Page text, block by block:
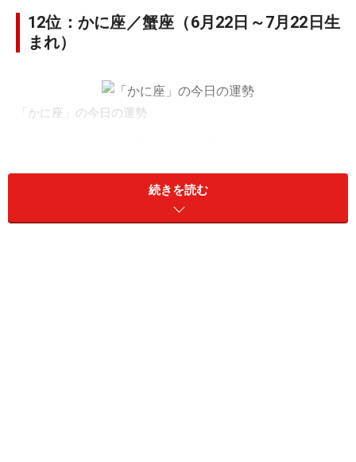
12位：かに座／蟹座（6月22日～7月22日生
まれ）
「かに座」の今日の運勢
＞【12星座別】夏を乗り切るあなたの「スタミナアップ
続きを読む